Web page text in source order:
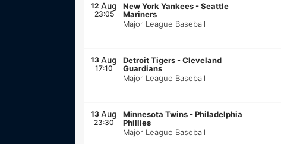
12 Aug
23:05
New York Yankees -Seattle
Mariners
Major League Baseball
13 Aug
17:10
Detroit Tigers -Cleveland
Guardians
Major League Baseball
13 Aug
23:30
Minnesota Twins -Philadelphia
Phillies
Major League Baseball